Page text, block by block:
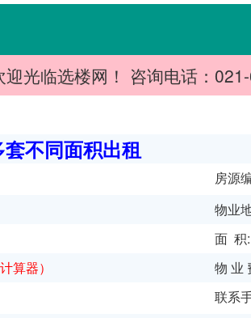
光临选楼网！ 咨询电话：021-
不同面积出租
房源
物业
面 积:
算器） 物 业
联系